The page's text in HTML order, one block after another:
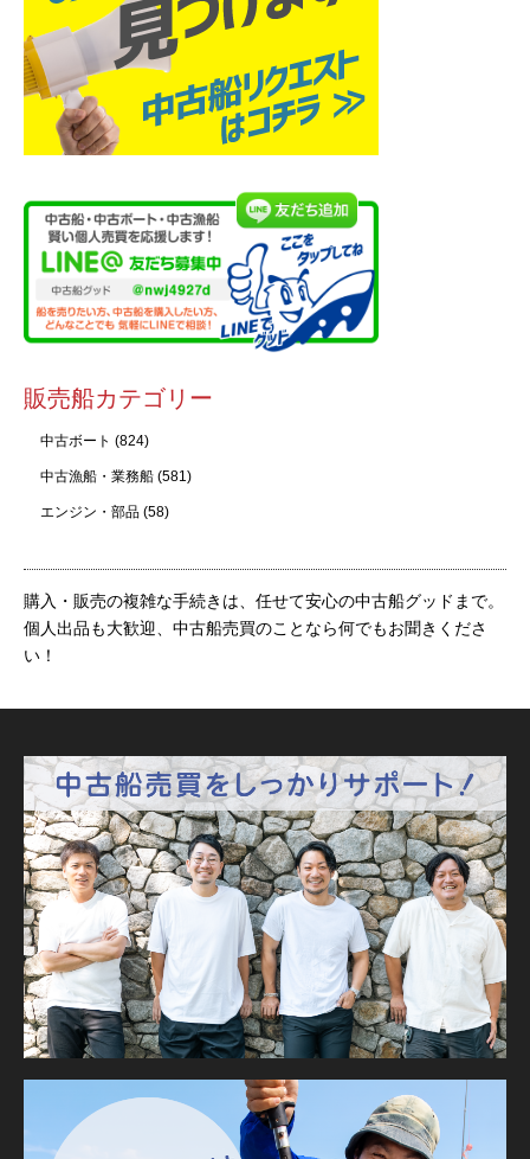
販売船カテゴリー
中古ボート (824)
中古漁船・業務船 (581)
エンジン・部品 (58)
購入・販売の複雑な手続きは、任せて安心の中古船グッドまで。
個人出品も大歓迎、中古船売買のことなら何でもお聞きくださ
い！